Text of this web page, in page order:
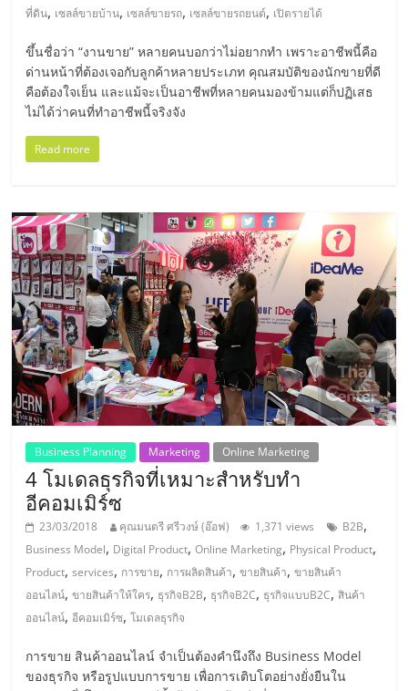
คืน
ทุน
ไว,
ที่
ปรึกษา
การ
ลงทุน
และ
ขยาย
สา
ขา
แฟ
รน
ไชส์,
ที่ดิน, เซลล์ขายบ้าน, เซลล์ขายรถ, เซลล์ขายรถยนต์, เปิดรายได้
ขึ้นชื่อว่า “งานขาย” หลายคนบอกว่าไม่อยากทำ เพราะอาชีพนี้คือ
ด่านหน้าที่ต้องเจอกับลูกค้าหลายประเภท คุณสมบัติของนักขายที่ดี
คือต้องใจเย็น และแม้จะเป็นอาชีพที่หลายคนมองข้ามแต่ก็ปฏิเสธ
ไม่ได้ว่าคนที่ทำอาชีพนี้จริงจัง
Read more
Business Planning Marketing Online Marketing
4 โมเดลธุรกิจที่เหมาะสำหรับทำ
อีคอมเมิร์ซ
23/03/2018 คุณมนตรี ศรีวงษ์ (อ๊อฟ) 1,371 views B2B,
Business Model, Digital Product,Online Marketing, Physical Product,
Product,services, การขาย, การผลิตสินค้า,ขายสินค้า,ขายสินค้า
ออนไลน์,ขายสินค้าให้ใคร, ธุรกิจB2B, ธุรกิจB2C, ธุรกิจแบบB2C,สินค้า
ออนไลน์,อีคอมเมิร์ซ,โมเดลธุรกิจ
การขาย สินค้าออนไลน์ จำเป็นต้องคำนึงถึง Business Model
ของธุรกิจ หรือรูปแบบการขาย เพื่อการเติบโตอย่างยั่งยืนใน